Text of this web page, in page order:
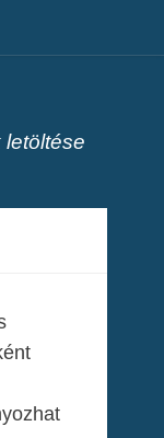
letöltése